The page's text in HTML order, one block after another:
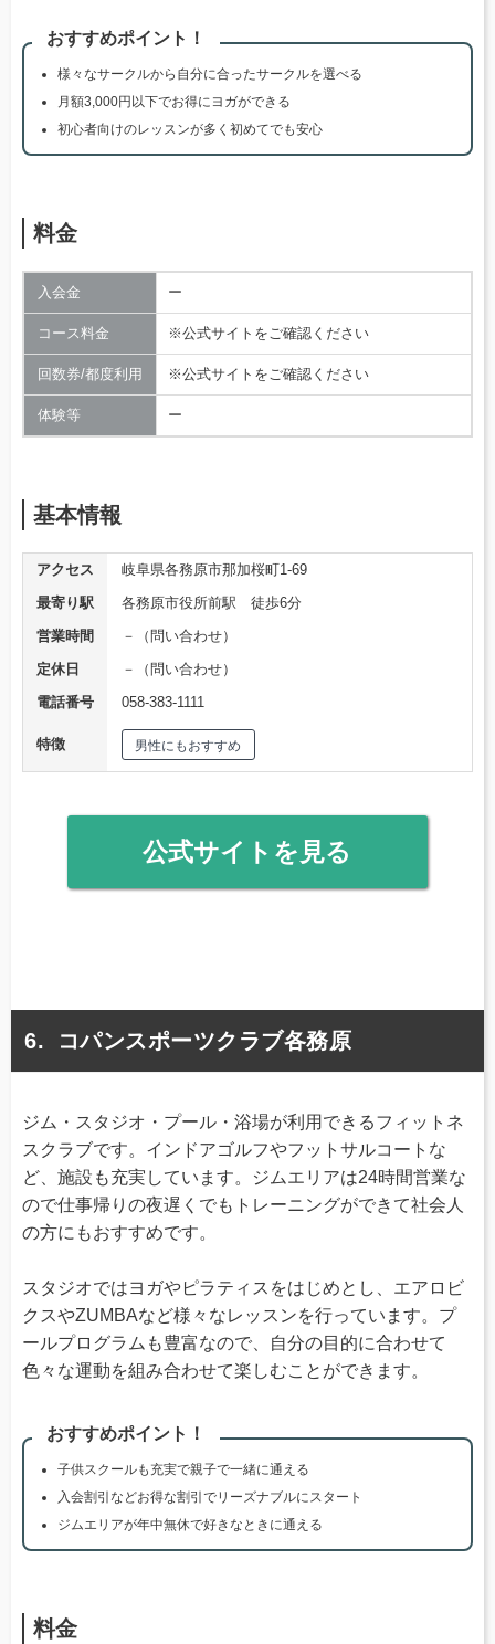
おすすめポイント！
様々なサークルから自分に合ったサークルを選べる
月額3,000円以下でお得にヨガができる
初心者向けのレッスンが多く初めてでも安心
料金
入会金 ー
コース料金 ※公式サイトをご確認ください
回数券/都度利用 ※公式サイトをご確認ください
体験等 ー
基本情報
アクセス
岐阜県各務原市那加桜町1-69
最寄り駅
各務原市役所前駅 徒歩6分
営業時間
－（問い合わせ）
定休日
－（問い合わせ）
電話番号
058-383-1111
特徴 男性にもおすすめ
公式サイトを見る
コパンスポーツクラブ各務原
ジム・スタジオ・プール・浴場が利用できるフィットネ
スクラブです。インドアゴルフやフットサルコートな
ど、施設も充実しています。ジムエリアは24時間営業な
ので仕事帰りの夜遅くでもトレーニングができて社会人
の方にもおすすめです。
スタジオではヨガやピラティスをはじめとし、エアロビ
クスやZUMBAなど様々なレッスンを行っています。プ
ールプログラムも豊富なので、自分の目的に合わせて
色々な運動を組み合わせて楽しむことができます。
おすすめポイント！
子供スクールも充実で親子で一緒に通える
入会割引などお得な割引でリーズナブルにスタート
ジムエリアが年中無休で好きなときに通える
料金